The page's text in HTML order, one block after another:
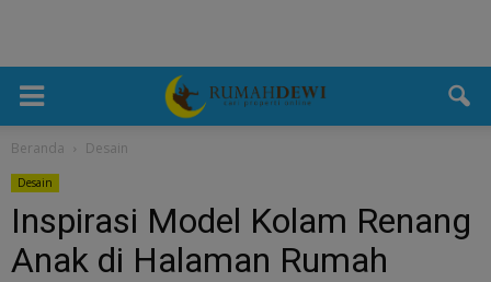
Beranda Desain
Desain
Inspirasi Model Kolam Renang
Anak di Halaman Rumah